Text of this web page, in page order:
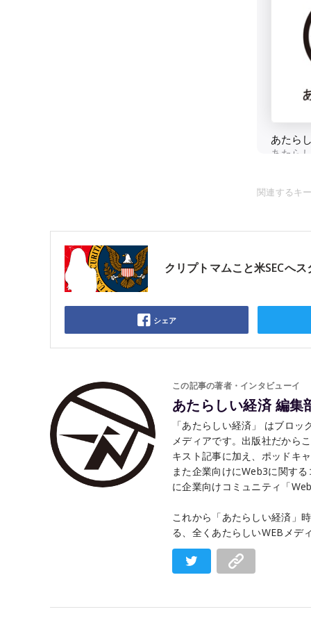
関連するキ
クリプトマムこと米SECへ
シェア
この記事の著者・インタビューイ
あたらしい経済 編集
「あたらしい経済」 はブロ
メディアです。出版社だから
キスト記事に加え、ポッドキ
また企業向けにWeb3に関す
に企業向けコミュニティ「
これから「あたらしい経済」
る、全くあたらしいWEBメデ